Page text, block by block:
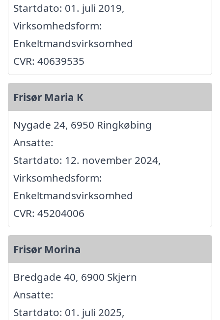
Startdato: 01. juli 2019,
Virksomhedsform:
Enkeltmandsvirksomhed
CVR: 40639535
Frisør Maria K
Nygade 24, 6950 Ringkøbing
Ansatte:
Startdato: 12. november 2024,
Virksomhedsform:
Enkeltmandsvirksomhed
CVR: 45204006
Frisør Morina
Bredgade 40, 6900 Skjern
Ansatte:
Startdato: 01. juli 2025,